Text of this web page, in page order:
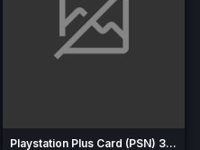
Playstation Plus Card (PSN) 30